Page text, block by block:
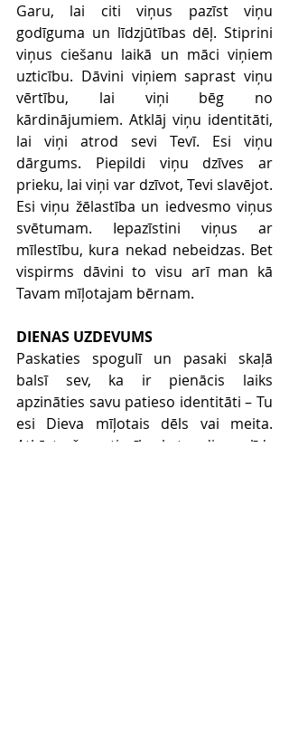
Garu, lai citi viņus pazīst viņu
godīguma un līdzjūtības dēļ. Stiprini
viņus ciešanu laikā un māci viņiem
uzticību. Dāvini viņiem saprast viņu
vērtību, lai viņi bēg no
kārdinājumiem. Atklāj viņu identitāti,
lai viņi atrod sevi Tevī. Esi viņu
dārgums. Piepildi viņu dzīves ar
prieku, lai viņi var dzīvot, Tevi slavējot.
Esi viņu žēlastība un iedvesmo viņus
svētumam. Iepazīstini viņus ar
mīlestību, kura nekad nebeidzas. Bet
vispirms dāvini to visu arī man kā
Tavam mīļotajam bērnam.
DIENAS UZDEVUMS
Paskaties spogulī un pasaki skaļā
balsī sev, ka ir pienācis laiks
apzināties savu patieso identitāti – Tu
esi Dieva mīļotais dēls vai meita.
Atkārto šo patiesību katru dienu, līdz